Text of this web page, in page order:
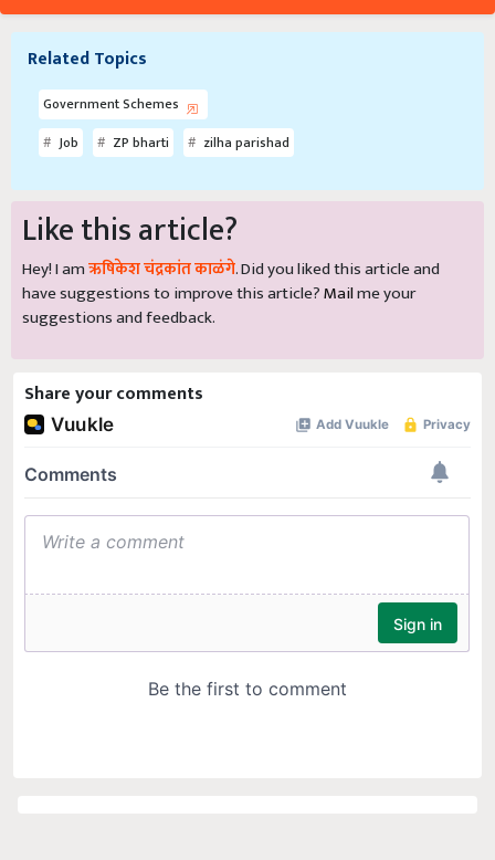
Related Topics
Government Schemes
Job
ZP bharti zilha parishad
Like this article?
Hey! I amऋषिकेश चंद्रकांत काळंगे. Did you liked this article and
have suggestions to improve this article?Mailme your
suggestions and feedback.
Share your comments